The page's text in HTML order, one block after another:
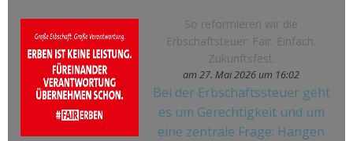
So reformieren wir die
Erbschaftsteuer: Fair. Einfach.
Zukunftsfest.
am 27. Mai 2026 um 16:02
Bei der Erbschaftssteuer geht
es um Gerechtigkeit und um
eine zentrale Frage: Hängen